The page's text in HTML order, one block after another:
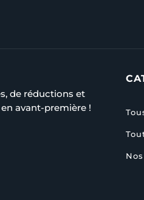
de réductions et
avant-première !